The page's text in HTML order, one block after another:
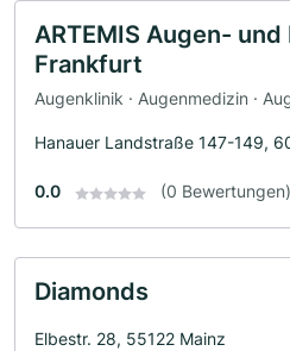
ARTEMIS Augen-
Frankfurt
Augenklinik · Augenmedizin ·
Hanauer Landstraße 147-149,
0.0 (0 Bewertungen)
Diamonds
Elbestr. 28, 55122 Mainz